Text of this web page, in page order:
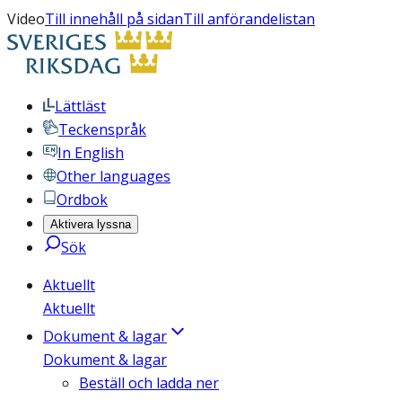
VideoTill innehåll på sidanTill anförandelistan
Lättläst
Teckenspråk
In English
Other languages
Ordbok
Aktivera lyssna
Sök
Aktuellt
Aktuellt
Dokument & lagar
Dokument & lagar
Beställ och ladda ner